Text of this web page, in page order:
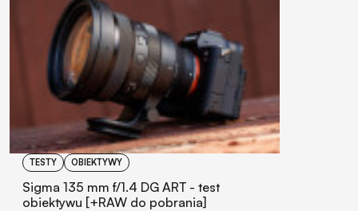
TESTY OBIEKTYWY
Sigma 135 mm f/1.4 DG ART - test
obiektywu [+RAW do pobrania]